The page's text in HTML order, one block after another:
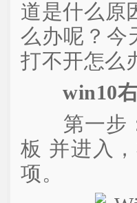
道是什么原
么办呢？今
打不开怎么
win10右
第一步：
板 并进入
项。